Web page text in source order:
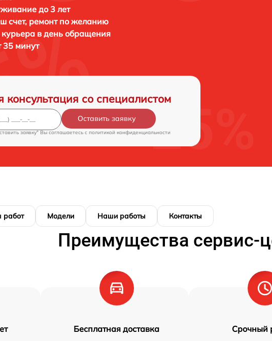
до 3 лет
счет, ремонт по желанию
в день обращения
35 минут
консультация со специалистом
Оставить заявку
заявку" Вы соглашаетесь c политикой конфиденциальности
работ Модели Наши работы Контакты
Преимущества сервис-
Бесплатная доставка Срочный